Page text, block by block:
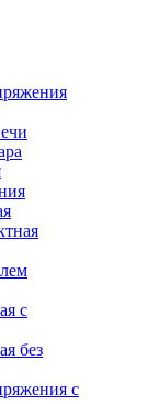
с
без
с